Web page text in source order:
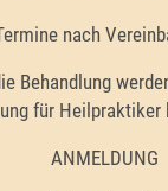
nach
Behandlung
für Heilpraktiker
ANMELDUNG